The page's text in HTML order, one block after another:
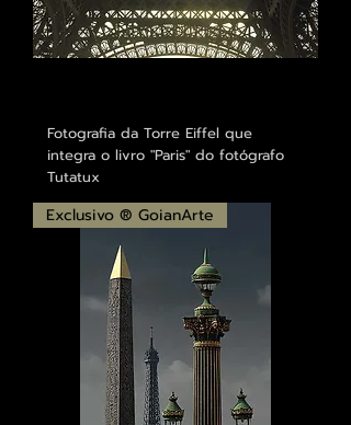
Fotografia da Torre Eiffel que
integra o livro "Paris" do fotógrafo
Tutatux
Exclusivo ® GoianArte